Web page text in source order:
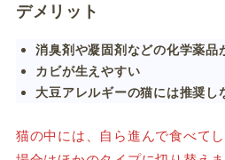
デメリット
消臭剤や凝固剤などの化学薬品
カビが生えやすい
大豆アレルギーの猫には推奨し
猫の中には、自ら進んで食べて